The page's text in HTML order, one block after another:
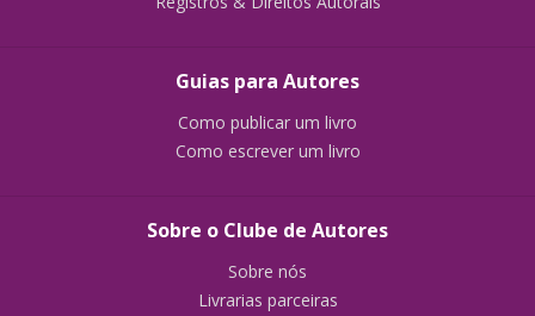
Guias para Autores
Como publicar um livro
Como escrever um livro
Sobre o Clube de Autores
Sobre nós
Livrarias parceiras